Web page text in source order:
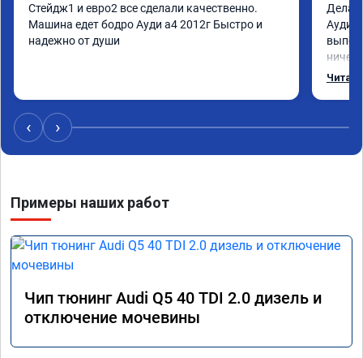
Стейдж1 и евро2 все сделали качественно.
Машина едет бодро Ауди а4 2012г Быстро и
надежно от души
Делал
‹ ›
Примеры наших работ
Чип тюнинг Audi Q5 40 TDI 2.0 дизель и
отключение мочевины